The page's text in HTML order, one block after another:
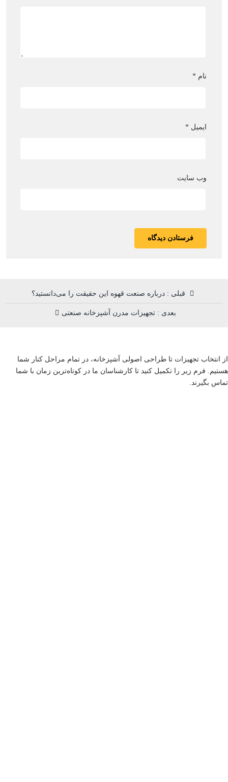
نام *
ایمیل *
وب‌ سایت
قبلی : درباره صنعت قهوه این حقیقت را می‌دانستید؟
بعدی : تجهیزات مدرن آشپزخانه صنعتی
از انتخاب تجهیزات تا طراحی اصولی آشپزخانه، در تمام مراحل کنار شما
هستیم. فرم زیر را تکمیل کنید تا کارشناسان ما در کوتاه‌ترین زمان با شما
تماس بگیرند.